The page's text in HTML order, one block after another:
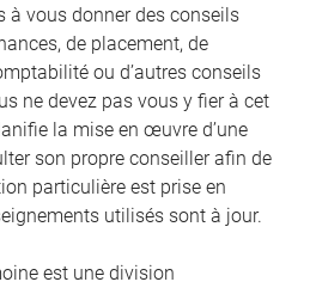
à vous donner des conseils
de placement, de
ou d’autres conseils
ne devez pas vous y fier à cet
la mise en œuvre d’une
son propre conseiller afin de
particulière est prise en
utilisés sont à jour.
est une division